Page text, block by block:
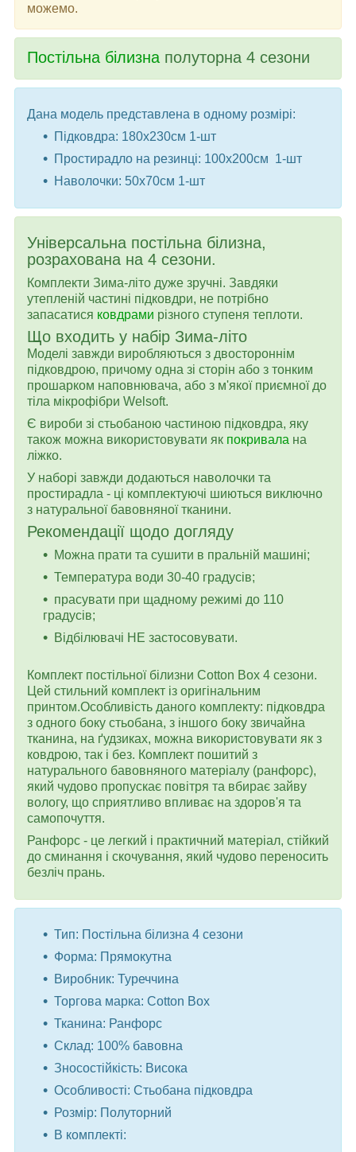
можемо.
Постільна білизна полуторна 4 сезони
Дана модель представлена ​​в одному розмірі:
Підковдра: 180x230см 1-шт
Простирадло на резинцi: 100x200см 1-шт
Наволочки: 50x70см 1-шт
Універсальна постільна білизна,
розрахована на 4 сезони.
Комплекти Зима-літо дуже зручні. Завдяки
утепленій частині підковдри, не потрібно
запасатися ковдрами різного ступеня теплоти.
Що входить у набір Зима-літо
Моделі завжди виробляються з двостороннім
підковдрою, причому одна зі сторін або з тонким
прошарком наповнювача, або з м'якої приємної до
тіла мікрофібри Welsoft.
Є вироби зі стьобаною частиною підковдра, яку
також можна використовувати як покривала на
ліжко.
У наборі завжди додаються наволочки та
простирадла - ці комплектуючі шиються виключно
з натуральної бавовняної тканини.
Рекомендації щодо догляду
Можна прати та сушити в пральній машині;
Температура води 30-40 градусів;
прасувати при щадному режимі до 110
градусів;
Відбілювачі НЕ застосовувати.
Комплект постільної білизни Cotton Box 4 сезони.
Цей стильний комплект із оригінальним
принтом.Особливість даного комплекту: підковдра
з одного боку стьобана, з іншого боку звичайна
тканина, на ґудзиках, можна використовувати як з
ковдрою, так і без. Комплект пошитий з
натурального бавовняного матеріалу (ранфорс),
який чудово пропускає повітря та вбирає зайву
вологу, що сприятливо впливає на здоров'я та
самопочуття.
Ранфорс - це легкий і практичний матеріал, стійкий
до сминання і скочування, який чудово переносить
безліч прань.
Тип: Постільна білизна 4 сезони
Форма: Прямокутна
Виробник: Туреччина
Торгова марка: Cotton Box
Тканина: Ранфорс
Склад: 100% бавовна
Зносостійкість: Висока
Особливості: Стьобана підковдра
Розмір: Полуторний
В комплекті: